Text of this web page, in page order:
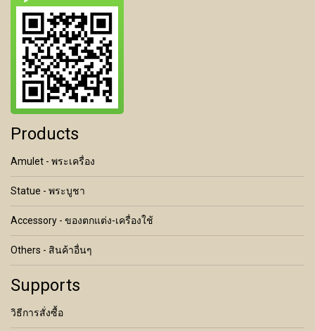
Products
Amulet - พระเครื่อง
Statue - พระบูชา
Accessory - ของตกแต่ง-เครื่องใช้
Others - สินค้าอื่นๆ
Supports
วิธีการสั่งซื้อ